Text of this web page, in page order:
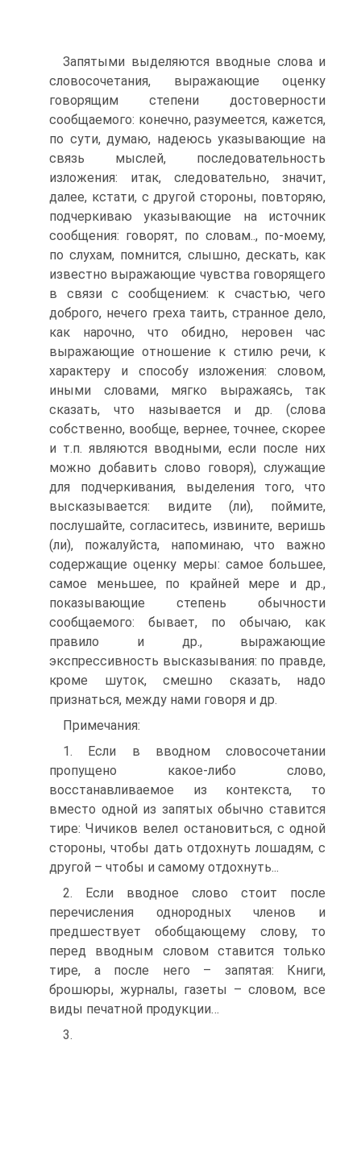
Запятыми выделяются вводные слова и
словосочетания, выражающие оценку
говорящим степени достоверности
сообщаемого: конечно, разумеется, кажется,
по сути, думаю, надеюсь указывающие на
связь мыслей, последовательность
изложения: итак, следовательно, значит,
далее, кстати, с другой стороны, повторяю,
подчеркиваю указывающие на источник
сообщения: говорят, по словам.., по-моему,
по слухам, помнится, слышно, дескать, как
известно выражающие чувства говорящего
в связи с сообщением: к счастью, чего
доброго, нечего греха таить, странное дело,
как нарочно, что обидно, неровен час
выражающие отношение к стилю речи, к
характеру и способу изложения: словом,
иными словами, мягко выражаясь, так
сказать, что называется и др. (слова
собственно, вообще, вернее, точнее, скорее
и т.п. являются вводными, если после них
можно добавить слово говоря), служащие
для подчеркивания, выделения того, что
высказывается: видите (ли), поймите,
послушайте, согласитесь, извините, веришь
(ли), пожалуйста, напоминаю, что важно
содержащие оценку меры: самое большее,
самое меньшее, по крайней мере и др.,
показывающие степень обычности
сообщаемого: бывает, по обычаю, как
правило и др., выражающие
экспрессивность высказывания: по правде,
кроме шуток, смешно сказать, надо
признаться, между нами говоря и др.
Примечания:
1. Если в вводном словосочетании
пропущено какое-либо слово,
восстанавливаемое из контекста, то
вместо одной из запятых обычно ставится
тире: Чичиков велел остановиться, с одной
стороны, чтобы дать отдохнуть лошадям, с
другой – чтобы и самому отдохнуть...
2. Если вводное слово стоит после
перечисления однородных членов и
предшествует обобщающему слову, то
перед вводным словом ставится только
тире, а после него – запятая: Книги,
брошюры, журналы, газеты – словом, все
виды печатной продукции…
3.